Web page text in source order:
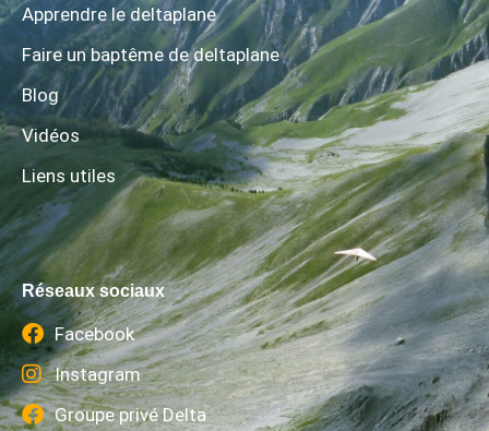
Apprendre le deltaplane
Faire un baptême de deltaplane
Blog
Vidéos
Liens utiles
Réseaux sociaux
Facebook
Instagram
Groupe privé Delta